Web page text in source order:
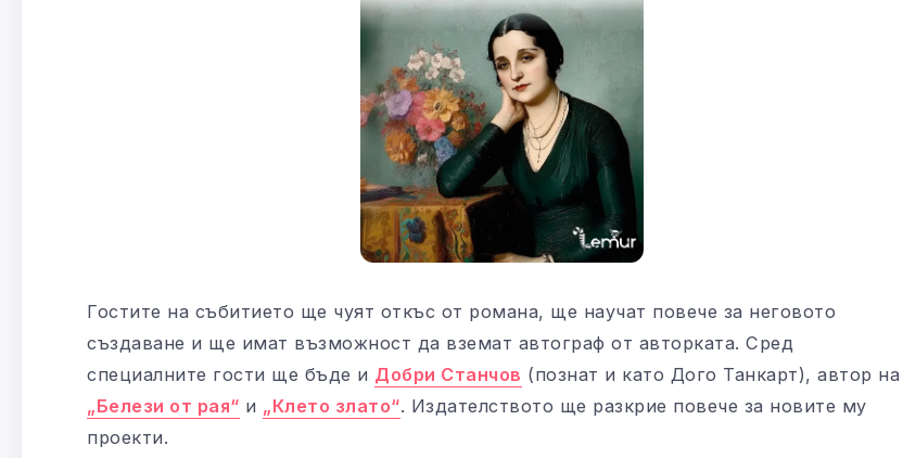
Гостите на събитието ще чуят откъс от романа, ще научат повече за неговото
създаване и ще имат възможност да вземат автограф от авторката. Сред
специалните гости ще бъде и Добри Станчов (познат и като Дого Танкарт), автор на
„Белези от рая“ и „Клето злато“. Издателството ще разкрие повече за новите му
проекти.